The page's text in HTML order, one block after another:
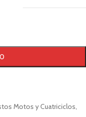
Motos y Cuatriciclos,